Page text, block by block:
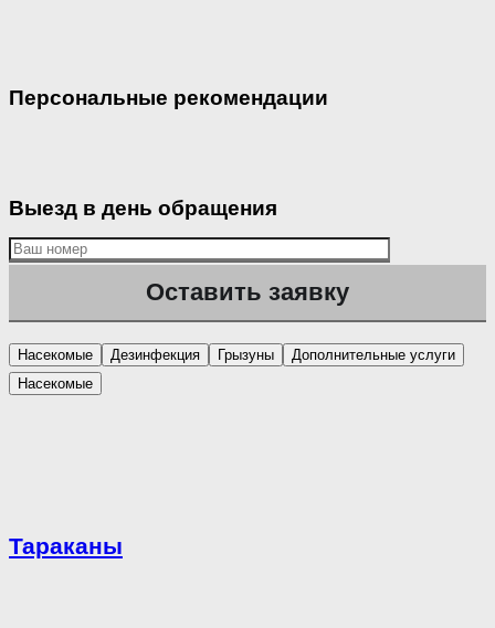
Персональные рекомендации
Выезд в день обращения
Насекомые Дезинфекция Грызуны
Дополнительные услуги
Насекомые
Тараканы